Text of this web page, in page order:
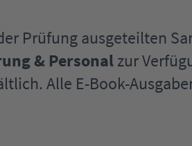
Prüfung ausgeteilten
& Personalzur
Alle E-Book-